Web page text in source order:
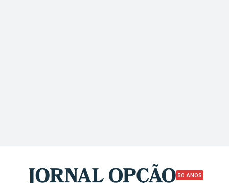
50 ANOS